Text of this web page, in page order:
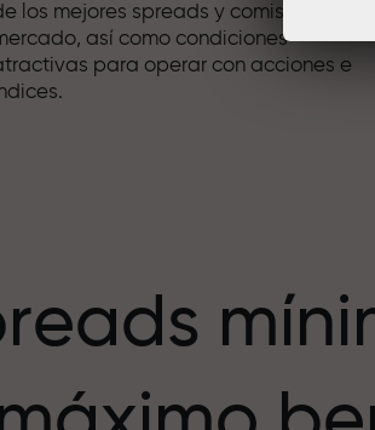
los mejores spreads y comisiones del
así como condiciones
para operar con acciones e
de las operaciones comparten los
mismos valores. Ales Loprais aporta